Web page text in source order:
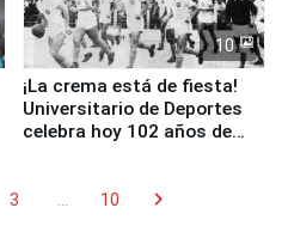
10
¡La crema está de fiesta!
Universitario de Deportes
celebra hoy 102 años de
3 ... 10 chevron_right